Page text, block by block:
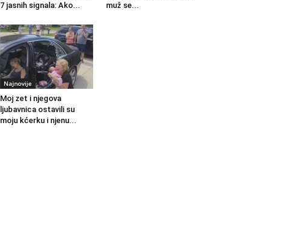
7 jasnih signala: Ako...
muž se...
Najnovije
Moj zet i njegova
ljubavnica ostavili su
moju kćerku i njenu...